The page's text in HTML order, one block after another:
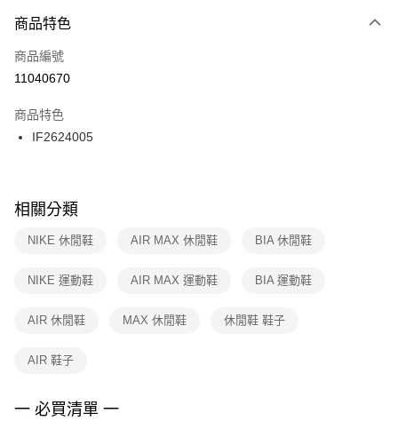
３．安心：先確認商品／服務後，再付款。
【「AFTEE先享後付」結帳流程】
１．於結帳方式選擇「AFTEE先享後付」後，將跳轉至「AFTEE先享後付」
２．訂單成立數日內，您將收到繳費通知簡訊。
３．收到繳費通知簡訊後14天內，點擊此簡訊中的連結，可透過四大超商／
ATM／網路銀行／等多元方式進行付款，方視為交易完成。
※ 交易是否成功請以「AFTEE先享後付 」之結帳頁面顯示為準，若有關於
是否繳費成功／繳費後需取消欲退款等相關疑問，請聯繫「AFTEE先享後付
客戶支援中心」
https://netprotections.freshdesk.com/support/home
１．透過由恩沛科技股份有限公司提供之「AFTEE先享後付」服務完成之交
權轉讓予恩沛科技股份有限公司。
３．未成年的使用者請事先徵得法定代理人或監護人之同意方可使用
４．使用「AFTEE先享後付」時，將依據個別帳號之用戶狀況，依本公司即
每筆NT$100，滿NT$1,500(含以上)免運費
宅配
每筆NT$100，滿NT$1,500(含以上)免運費
付款後門市自取
每筆NT$100，滿NT$1,500(含以上)免運費
商品特色
商品編號
11040670
商品特色
IF2624005
相關分類
NIKE 休閒鞋 AIR MAX 休閒鞋 BIA 休閒鞋
NIKE 運動鞋 AIR MAX 運動鞋 BIA 運動鞋
AIR 休閒鞋 MAX 休閒鞋 休閒鞋 鞋子
AIR 鞋子
一 必買清單 一